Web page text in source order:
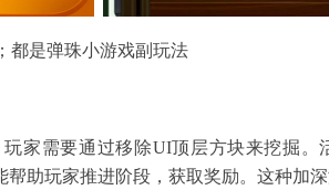
都是弹珠小游戏副玩法
家需要通过移除UI顶层方块来挖掘。
帮助玩家推进阶段，获取奖励。这种加